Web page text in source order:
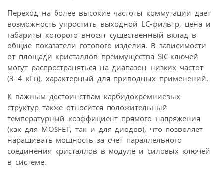
Переход на более высокие частоты коммутации дает
возможность упростить выходной LC-фильтр, цена и
габариты которого вносят существенный вклад в
общие показатели готового изделия. В зависимости
от площади кристаллов преимущества SiC-ключей
могут распространяться на диапазон низких частот
(3–4 кГц), характерный для приводных применений.
К важным достоинствам карбидокремниевых
структур также относится положительный
температурный коэффициент прямого напряжения
(как для MOSFET, так и для диодов), что позволяет
наращивать мощность за счет параллельного
соединения кристаллов в модуле и силовых ключей
в системе.